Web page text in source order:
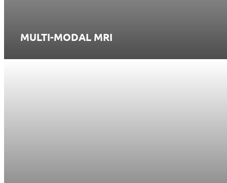
MULTI-MODAL MRI